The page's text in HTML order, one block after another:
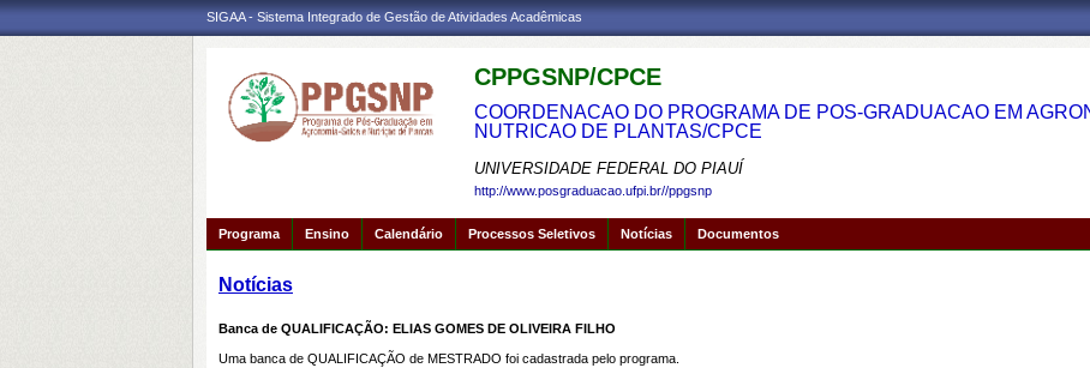
SIGAA - Sistema Integrado de Gestão de Atividades Acadêmicas
CPPGSNP/CPCE
COORDENACAO DO PROGRAMA DE POS-GRADUACAO EM
NUTRICAO DE PLANTAS/CPCE
UNIVERSIDADE FEDERAL DO PIAUÍ
http://www.posgraduacao.ufpi.br//ppgsnp
Programa Ensino Calendário Processos Seletivos Notícias Documentos
Notícias
Banca de QUALIFICAÇÃO: ELIAS GOMES DE OLIVEIRA FILHO
Uma banca de QUALIFICAÇÃO de MESTRADO foi cadastrada pelo programa.